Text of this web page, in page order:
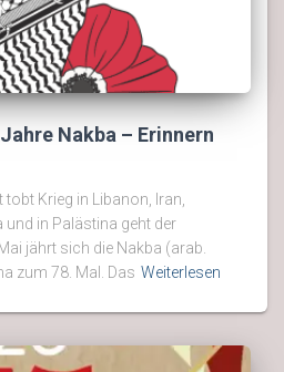
Nakba – Erinnern
tobt Krieg in Libanon, Iran,
und in Palästina geht der
jährt sich die Nakba (arab.
zum 78. Mal. Das Weiterlesen